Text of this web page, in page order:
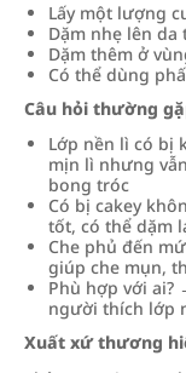
Lấy một lượng
Dặm nhẹ lên
Dặm thêm ở
Có thể dùng
Câu hỏi thường
Lớp nền lì có bị
mịn lì nhưng
bong tróc
Có bị cakey
tốt, có thể dặm
Che phủ đến
giúp che mụn,
Phù hợp với ai?
người thích lớp
Xuất xứ thương